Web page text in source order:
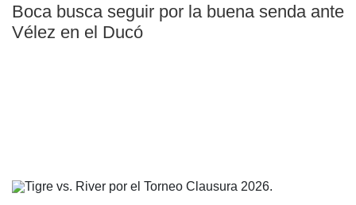
Boca busca seguir por la buena senda ante
Vélez en el Ducó